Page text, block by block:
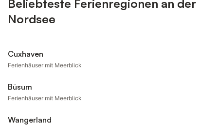
Beliebteste Ferienregionen an der
Nordsee
Cuxhaven
Ferienhäuser mit Meerblick
Büsum
Ferienhäuser mit Meerblick
Wangerland